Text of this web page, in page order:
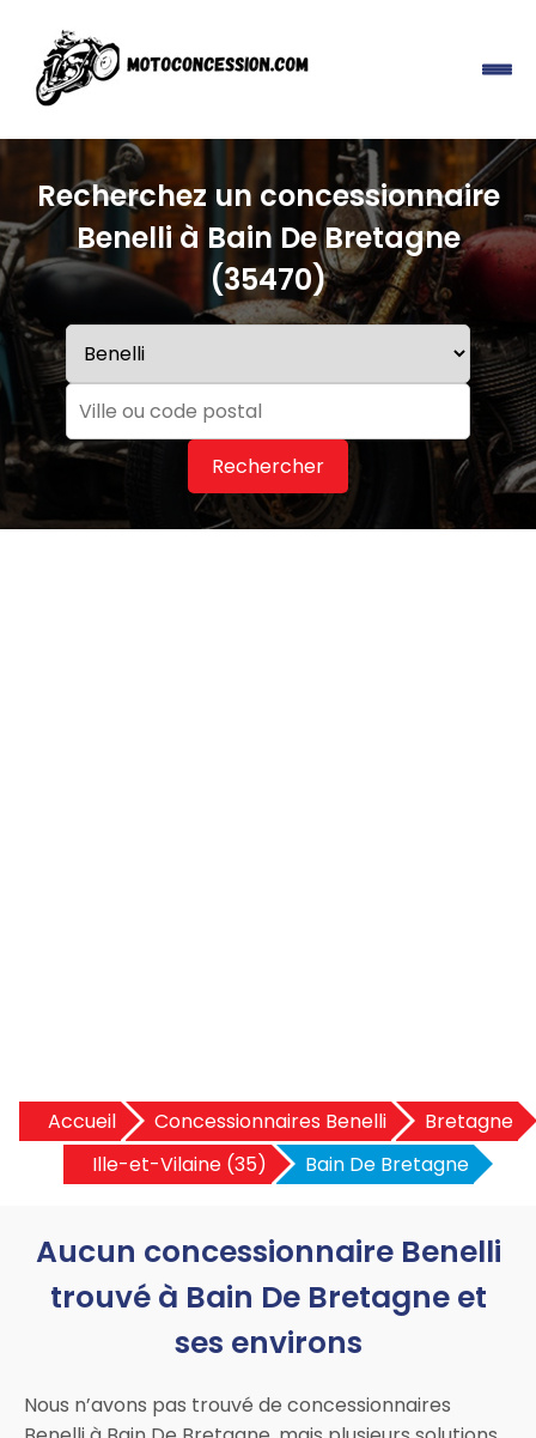
Recherchez un concessionnaire
Benelli à Bain De Bretagne
(35470)
Rechercher
Accueil Concessionnaires Benelli
Bretagne
Ille-et-Vilaine (35)
Bain De Bretagne
Aucun concessionnaire Benelli
trouvé à Bain De Bretagne et
ses environs
Nous n’avons pas trouvé de concessionnaires